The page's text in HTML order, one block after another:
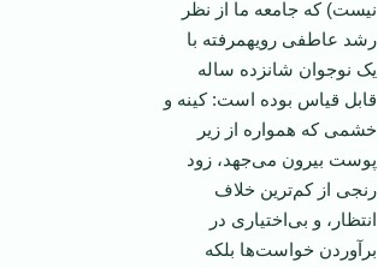
نيست) که جامعه ما از نظر
رشد عاطفی رويهمرفته با
يک نوجوان شانزده ساله
قابل قياس بوده است: کينه و
خشمی که همواره از زير
پوست بیرون می‌جهد، زود
رنجی از کم‌ترين خلاف
انتظار، و بی‌اختياری در
برآوردن خواست‌ها بلکه